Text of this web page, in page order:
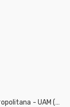
Universidad Autónoma Metropolitana - UAM (México)